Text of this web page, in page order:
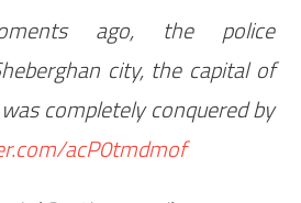
ago, the police
city, the capital of
completely conquered by
acP0tmdmof